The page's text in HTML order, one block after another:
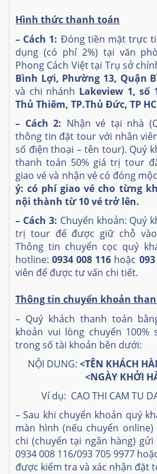
Hình thức thanh toán
– Cách 1: Đóng tiền mặt trực
dụng (có phí 2%) tại văn
Phong Cách Việt tại Trụ sở
Bình Lợi, Phường 13, Quận
và chi nhánh Lakeview 1, số
Thủ Thiêm, TP.Thủ Đức, TP
– Cách 2: Nhận vé tại nhà
thông tin đặt tour với nhân
số điện thoại – tên tour). Quý
thanh toán 50% giá trị tour
giao vé và nhận vé có đóng
ý: có phí giao vé cho từng
nội thành từ 10 vé trở lên.
– Cách 3: Chuyển khoản: Quý
trị tour để được giữ chỗ
Thông tin chuyển cọc quý
hotline:0934 008 116 hoặc
viên để được tư vấn chi tiết.
Thông tin chuyển khoản
– Quý khách thanh toán
khoản vui lòng chuyển
trong số tài khoản bên dưới:
NỘI DUNG: <TÊN KHÁCH
<NGÀY KHỞI
Ví dụ: CAO THI CAM TU
– Sau khi chuyển khoản quý
màn hình (nếu chuyển
chi (chuyển tại ngân hàng)
0934 008 116/093 705 9977
được kiểm tra và xác nhận đặt